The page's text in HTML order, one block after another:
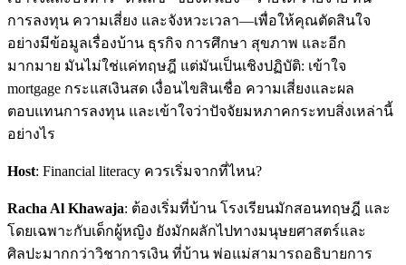
การลงทุน ความเสี่ยง และจังหวะเวลา—เพื่อให้คุณตัดสินใจ
อย่างมีข้อมูลเรื่องบ้าน ธุรกิจ การศึกษา สุขภาพ และอีก
มากมาย มันไม่ใช่แค่ทฤษฎี แต่มันเป็นเชิงปฏิบัติ: เข้าใจ
mortgage กระแสเงินสด เงื่อนไขสินเชื่อ ความเสี่ยงและผล
ตอบแทนการลงทุน และเข้าใจว่าปัจจัยมหภาคกระทบสิ่งเหล่านี้
อย่างไร
Host: Financial literacy ควรเริ่มจากที่ไหน?
Racha Al Khawaja: ต้องเริ่มที่บ้าน โรงเรียนมักสอนทฤษฎี และ
โดยเฉพาะกับเด็กผู้หญิง ยังมักผลักไปทางมนุษยศาสตร์และ
ศิลปะมากกว่าวิชาการเงิน ที่บ้าน พ่อแม่สามารถอธิบายการ